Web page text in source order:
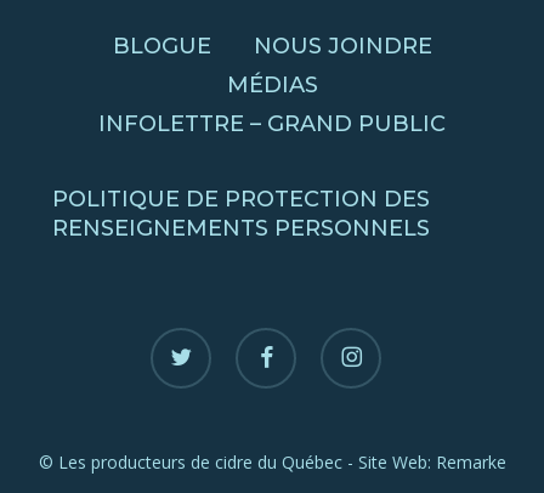
BLOGUE
NOUS JOINDRE
MÉDIAS
INFOLETTRE – GRAND PUBLIC
POLITIQUE DE PROTECTION DES
RENSEIGNEMENTS PERSONNELS
twitter facebook instagram
© Les producteurs de cidre du Québec - Site Web: Remarke